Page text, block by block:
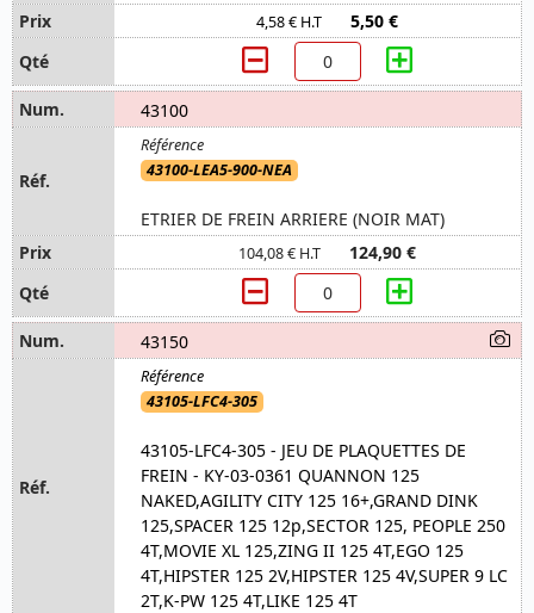
4,58 € H.T 5,50 €
43100
43100-LEA5-900-NEA
ETRIER DE FREIN ARRIERE (NOIR MAT)
104,08 € H.T 124,90 €
43150
43105-LFC4-305
43105-LFC4-305 - JEU DE PLAQUETTES DE
FREIN - KY-03-0361 QUANNON 125
NAKED,AGILITY CITY 125 16+,GRAND DINK
125,SPACER 125 12p,SECTOR 125, PEOPLE 250
4T,MOVIE XL 125,ZING II 125 4T,EGO 125
4T,HIPSTER 125 2V,HIPSTER 125 4V,SUPER 9 LC
2T,K-PW 125 4T,LIKE 125 4T